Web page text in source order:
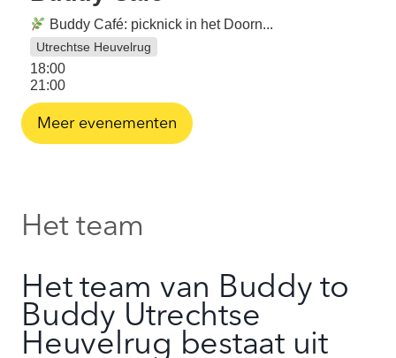
Buddy Café: picknick in het Doorn...
Utrechtse Heuvelrug
18:00
21:00
Meer evenementen
Het team
Het team van Buddy to
Buddy Utrechtse
Heuvelrug bestaat uit